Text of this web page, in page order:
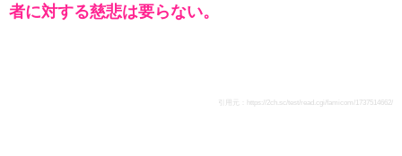
者に対する慈悲は要らない。
引用元： https://2ch.sc/test/read.cgi/famicom/1737514662/